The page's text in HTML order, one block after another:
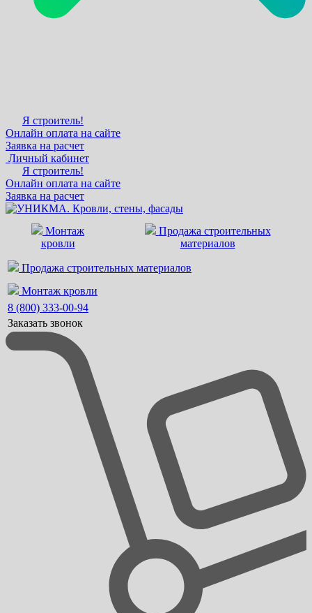
Я строитель!
Онлайн оплата на сайте
Заявка на расчет
Личный кабинет
Я строитель!
Онлайн оплата на сайте
Заявка на расчет
Монтаж
кровли
Продажа строительных
материалов
Продажа строительных материалов
Монтаж кровли
8 (800) 333-00-94
Заказать звонок